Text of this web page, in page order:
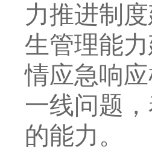
力推进制
生管理能
情应急响
一线问题，
的能力。